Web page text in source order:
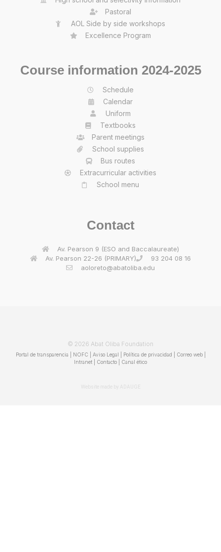
Pastoral
AOL Side by side workshops
Excellence Program
Course information 2024-2025
Schedule
Calendar
Uniform
Textbooks
Parent meetings
School supplies
Bus routes
Extracurricular activities
School menu
Contact
Av. Pearson 9 (ESO and Baccalaureate)
Av. Pearson 22-26 (PRIMARY)
93 204 08 16
aoloreto@abatoliba.edu
© 2026 Abat Oliba Foundation
Portal de transparencia NOFC Aviso Legal Política de privacidad Correo web|
Intranet
Contacto | Canal ético
Website made by ADAUGE